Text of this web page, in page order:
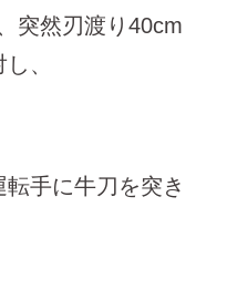
突然刃渡り40cm
、
手に牛刀を突き